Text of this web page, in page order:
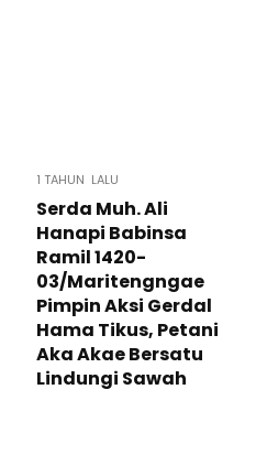
1 TAHUN LALU
Serda Muh. Ali
Hanapi Babinsa
Ramil 1420-
03/Maritengngae
Pimpin Aksi Gerdal
Hama Tikus, Petani
Aka Akae Bersatu
Lindungi Sawah